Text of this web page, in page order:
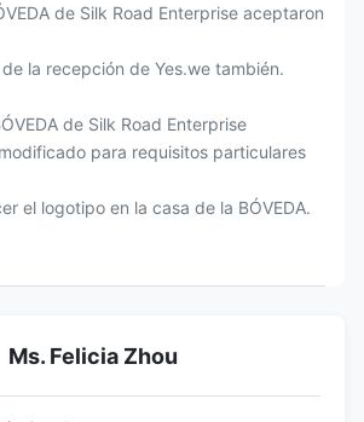
de Silk Road Enterprise aceptaron
la recepción de Yes.we también.
de Silk Road Enterprise
para requisitos particulares
el logotipo en la casa de la BÓVEDA.
Ms. Felicia Zhou